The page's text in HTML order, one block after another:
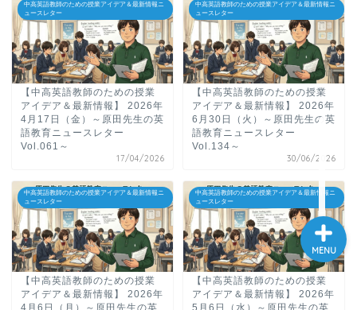
中高英語教師のための授業アイデア＆最新情報ニ
ュースレター
【中高英語教師のための授業
アイデア＆最新情報】 2026年
4月17日（金）～原田先生の英
語教育ニュースレター
Vol.061～
17/04/2026
中高英語教師のための授業アイデア＆最新情報ニ
ュースレター
【中高英語教師のための授業
アイデア＆最新情報】 2026年
6月30日（火）～原田先生の英
語教育ニュースレター
Vol.134～
30/06/2026
中高英語教師のための授業アイデア＆最新情報ニ
ュースレター
【中高英語教師のための授業
アイデア＆最新情報】 2026年
4月6日（月）～原田先生の英
中高英語教師のための授業アイデア＆最新情報ニ
ュースレター
【中高英語教師のための授業
アイデア＆最新情報】 2026年
5月6日（水）～原田先生の英
MENU
英語名言・格言・カッコい
い英語＆素敵な英文フレー
ズ集
過去記事
CONTACT